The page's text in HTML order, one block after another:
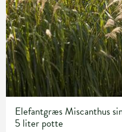
Elefantgræs Miscanthus
5 liter potte